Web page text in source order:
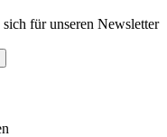
für unseren Newsletter